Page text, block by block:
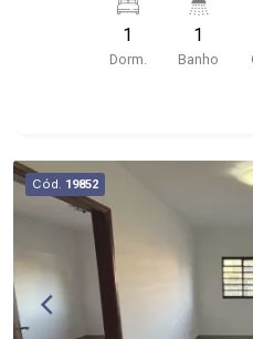
tradicional planejada; -
junto a área de serviço; -
apartamento reformado,
1
Dorm.
1
Banho
Cód. 19852